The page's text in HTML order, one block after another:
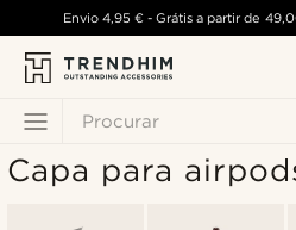
Procurar
Envio 4,95 €- Grátis a partir de
Capa para